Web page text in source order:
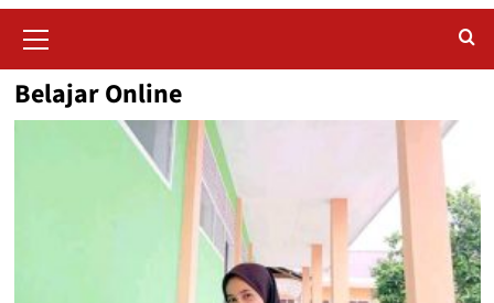
Menu
Belajar Online